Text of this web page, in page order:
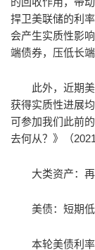
捍卫美联储的利
会产生实质性影
端债券，压低长端
此外，近期
获得实质性进展
可参加我们此前
去何从？》（
大类资产：
美债：短期
本轮美债利